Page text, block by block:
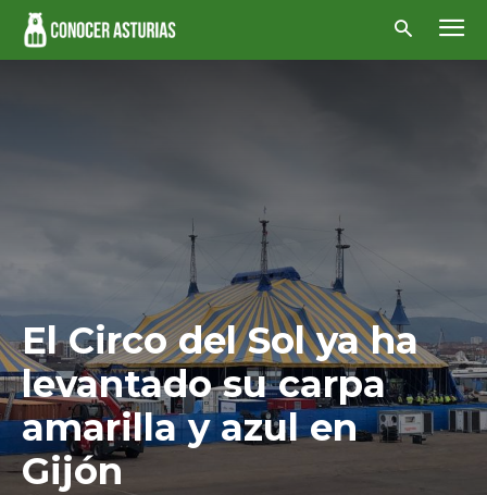
El Circo del Sol ya ha
levantado su carpa
amarilla y azul en
Gijón